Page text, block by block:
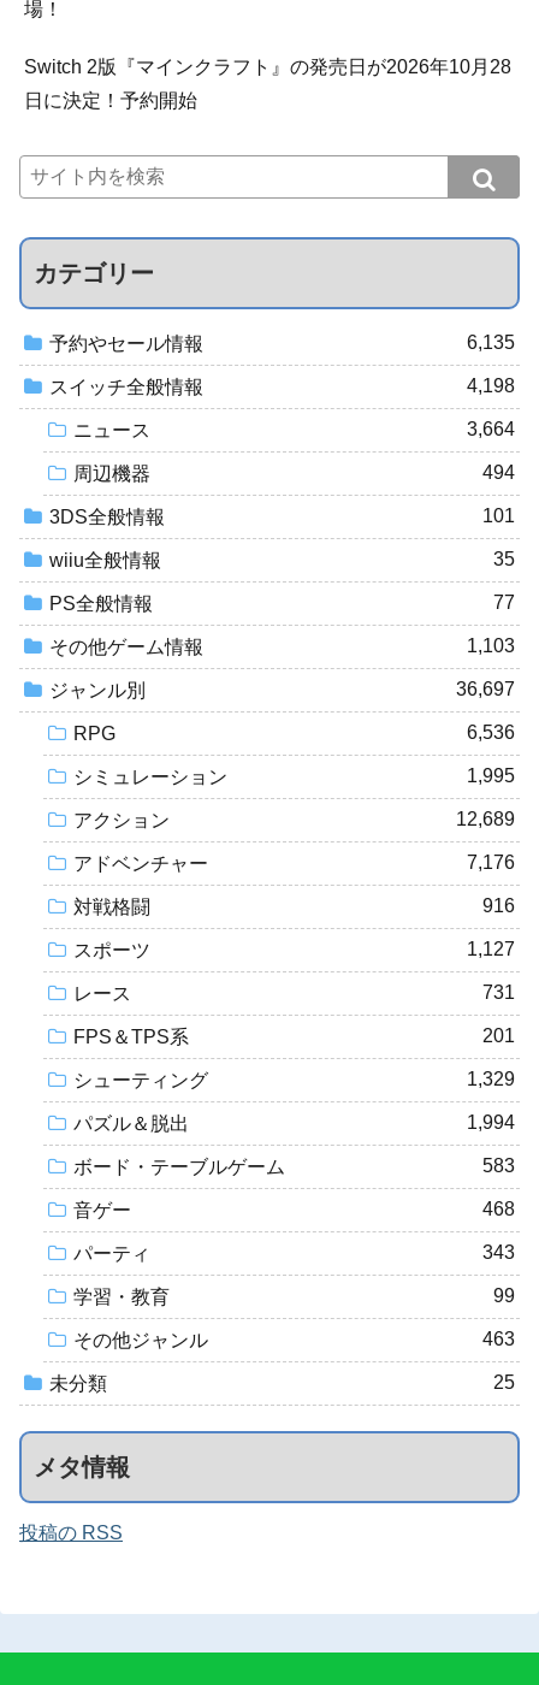
場！
Switch 2版『マインクラフト』の発売日が2026年10月28
日に決定！予約開始
カテゴリー
予約やセール情報 6,135
スイッチ全般情報 4,198
ニュース 3,664
周辺機器 494
3DS全般情報 101
wiiu全般情報 35
PS全般情報 77
その他ゲーム情報 1,103
ジャンル別 36,697
RPG 6,536
シミュレーション 1,995
アクション 12,689
アドベンチャー 7,176
対戦格闘 916
スポーツ 1,127
レース 731
FPS＆TPS系 201
シューティング 1,329
パズル＆脱出 1,994
ボード・テーブルゲーム 583
音ゲー 468
パーティ 343
学習・教育 99
その他ジャンル 463
未分類 25
メタ情報
投稿の RSS